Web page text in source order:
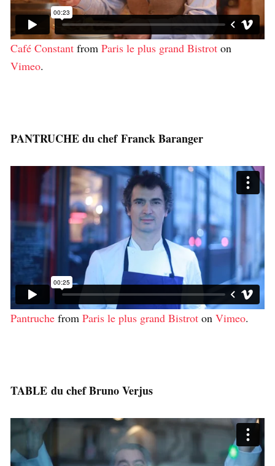
Café Constant from Paris le plus grand Bistrot on
Vimeo.
PANTRUCHE du chef Franck Baranger
Pantruche from Paris le plus grand Bistrot on Vimeo.
TABLE du chef Bruno Verjus